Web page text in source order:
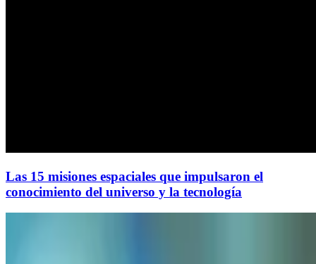
Las 15 misiones espaciales que impulsaron el
conocimiento del universo y la tecnología